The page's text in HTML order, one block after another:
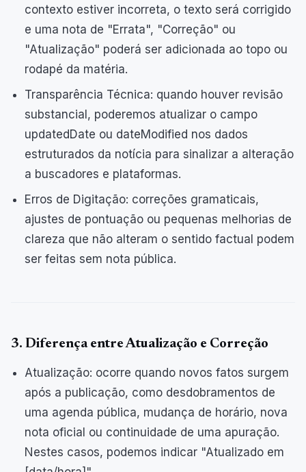
contexto estiver incorreta, o texto será corrigido
e uma nota de "Errata", "Correção" ou
"Atualização" poderá ser adicionada ao topo ou
rodapé da matéria.
Transparência Técnica: quando houver revisão
substancial, poderemos atualizar o campo
updatedDate ou dateModified nos dados
estruturados da notícia para sinalizar a alteração
a buscadores e plataformas.
Erros de Digitação: correções gramaticais,
ajustes de pontuação ou pequenas melhorias de
clareza que não alteram o sentido factual podem
ser feitas sem nota pública.
3. Diferença entre Atualização e Correção
Atualização: ocorre quando novos fatos surgem
após a publicação, como desdobramentos de
uma agenda pública, mudança de horário, nova
nota oficial ou continuidade de uma apuração.
Nestes casos, podemos indicar "Atualizado em